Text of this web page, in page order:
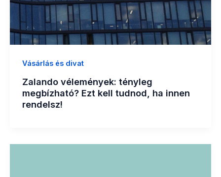
Vásárlás és divat
Zalando vélemények: tényleg
megbízható? Ezt kell tudnod, ha innen
rendelsz!